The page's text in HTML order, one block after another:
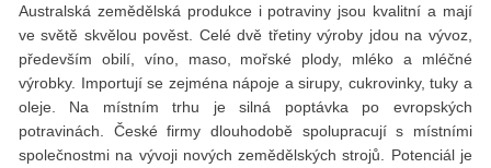
Australská zemědělská produkce i potraviny jsou kvalitní a mají
ve světě skvělou pověst. Celé dvě třetiny výroby jdou na vývoz,
především obilí, víno, maso, mořské plody, mléko a mléčné
výrobky. Importují se zejména nápoje a sirupy, cukrovinky, tuky a
oleje. Na místním trhu je silná poptávka po evropských
potravinách. České firmy dlouhodobě spolupracují s místními
společnostmi na vývoji nových zemědělských strojů. Potenciál je